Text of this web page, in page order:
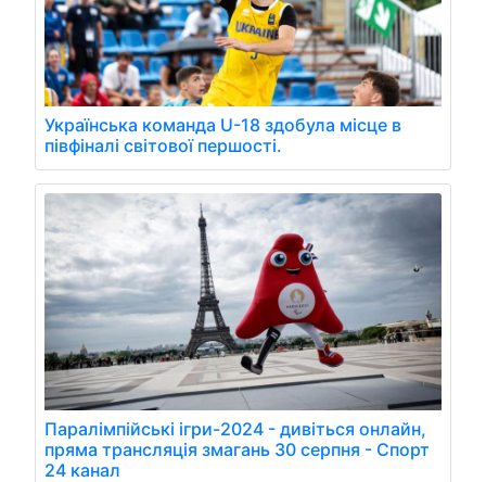
Українська команда U-18 здобула місце в
півфіналі світової першості.
Паралімпійські ігри-2024 - дивіться онлайн,
пряма трансляція змагань 30 серпня - Спорт
24 канал